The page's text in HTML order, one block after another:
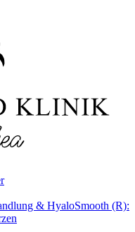
& HyaloSmooth (R):